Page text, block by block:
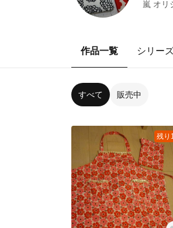
嵐 オリ
作品一覧 シリー
すべて 販売中
残り